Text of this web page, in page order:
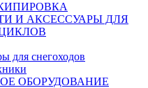
И АКСЕССУАРЫ ДЛЯ
для снегоходов
ОБОРУДОВАНИЕ